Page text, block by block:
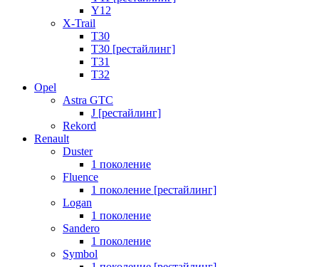
Y12
X-Trail
T30
T30 [рестайлинг]
T31
T32
Opel
Astra GTC
J [рестайлинг]
Rekord
Renault
Duster
1 поколение
Fluence
1 поколение [рестайлинг]
Logan
1 поколение
Sandero
1 поколение
Symbol